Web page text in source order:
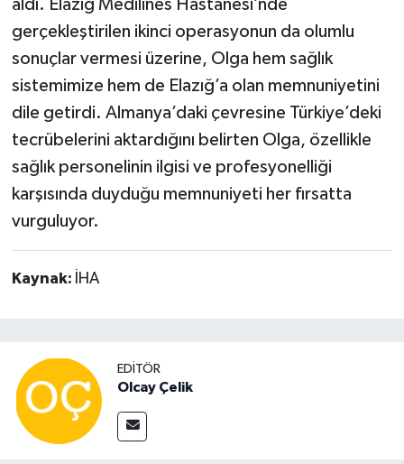
aldı. Elazığ Medilines Hastanesi’nde
gerçekleştirilen ikinci operasyonun da olumlu
sonuçlar vermesi üzerine, Olga hem sağlık
sistemimize hem de Elazığ’a olan memnuniyetini
dile getirdi. Almanya’daki çevresine Türkiye’deki
tecrübelerini aktardığını belirten Olga, özellikle
sağlık personelinin ilgisi ve profesyonelliği
karşısında duyduğu memnuniyeti her fırsatta
vurguluyor.
Kaynak: İHA
EDITÖR
Olcay Çelik